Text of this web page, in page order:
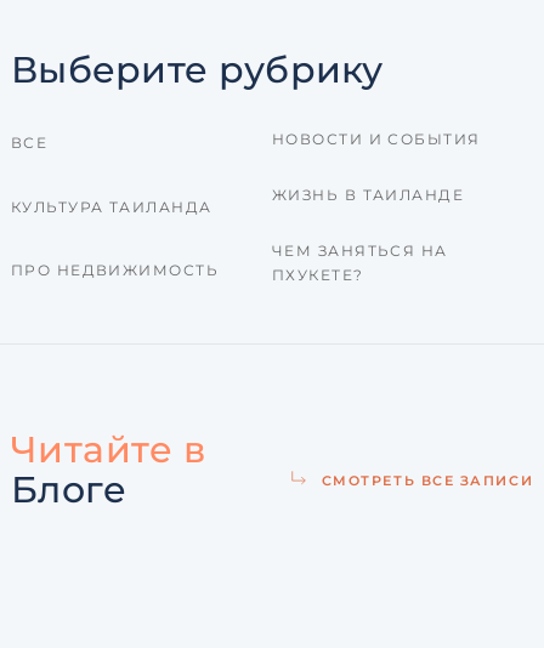
Выберите рубрику
ВСЕ
КУЛЬТУРА ТАИЛАНДА
ПРО НЕДВИЖИМОСТЬ
НОВОСТИ И СОБЫТИЯ
ЖИЗНЬ В ТАИЛАНДЕ
ЧЕМ ЗАНЯТЬСЯ НА
ПХУКЕТЕ?
Читайте в
Блоге
СМОТРЕТЬ ВСЕ ЗАПИСИ